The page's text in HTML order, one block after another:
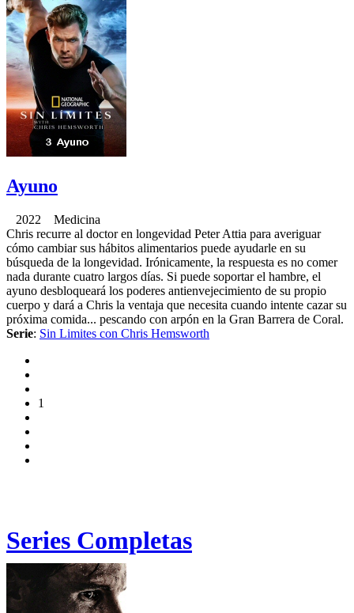
Ayuno
2022 Medicina
Chris recurre al doctor en longevidad Peter Attia para averiguar
cómo cambiar sus hábitos alimentarios puede ayudarle en su
búsqueda de la longevidad. Irónicamente, la respuesta es no comer
nada durante cuatro largos días. Si puede soportar el hambre, el
ayuno desbloqueará los poderes antienvejecimiento de su propio
cuerpo y dará a Chris la ventaja que necesita cuando intente cazar su
próxima comida... pescando con arpón en la Gran Barrera de Coral.
Serie: Sin Limites con Chris Hemsworth
1
Series Completas